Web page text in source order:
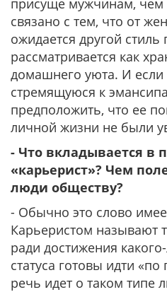
присуще мужчинам,
связано с тем, что от
ожидается другой
рассматривается как
домашнего уюта. И
стремящуюся к
предположить, что ее
личной жизни не были
- Что вкладывается в
«карьерист»? Чем
люди обществу?
- Обычно это слово
Карьеристом называют
ради достижения
статуса готовы идти
речь идет о таком типе